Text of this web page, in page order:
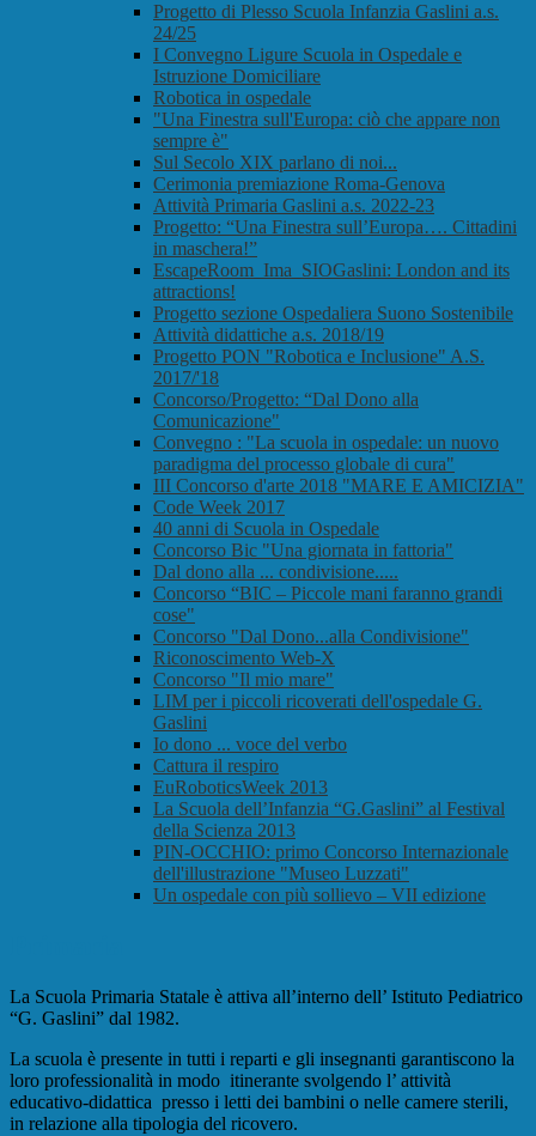
Progetto di Plesso Scuola Infanzia Gaslini a.s.
24/25
I Convegno Ligure Scuola in Ospedale e
Istruzione Domiciliare
Robotica in ospedale
"Una Finestra sull'Europa: ciò che appare non
sempre è"
Sul Secolo XIX parlano di noi...
Cerimonia premiazione Roma-Genova
Attività Primaria Gaslini a.s. 2022-23
Progetto: “Una Finestra sull’Europa…. Cittadini
in maschera!”
EscapeRoom_Ima_SIOGaslini: London and its
attractions!
Progetto sezione Ospedaliera Suono Sostenibile
Attività didattiche a.s. 2018/19
Progetto PON "Robotica e Inclusione" A.S.
2017/'18
Concorso/Progetto: “Dal Dono alla
Comunicazione"
Convegno : "La scuola in ospedale: un nuovo
paradigma del processo globale di cura"
III Concorso d'arte 2018 "MARE E AMICIZIA"
Code Week 2017
40 anni di Scuola in Ospedale
Concorso Bic "Una giornata in fattoria"
Dal dono alla ... condivisione.....
Concorso “BIC – Piccole mani faranno grandi
cose"
Concorso "Dal Dono...alla Condivisione"
Riconoscimento Web-X
Concorso "Il mio mare"
LIM per i piccoli ricoverati dell'ospedale G.
Gaslini
Io dono ... voce del verbo
Cattura il respiro
EuRoboticsWeek 2013
La Scuola dell’Infanzia “G.Gaslini” al Festival
della Scienza 2013
PIN-OCCHIO: primo Concorso Internazionale
dell'illustrazione "Museo Luzzati"
Un ospedale con più sollievo – VII edizione
La Scuola Primaria Statale è attiva all’interno dell’ Istituto Pediatrico
“G. Gaslini” dal 1982.
La scuola è presente in tutti i reparti e gli insegnanti garantiscono la
loro professionalità in modo itinerante svolgendo l’ attività
educativo-didattica presso i letti dei bambini o nelle camere sterili,
in relazione alla tipologia del ricovero.